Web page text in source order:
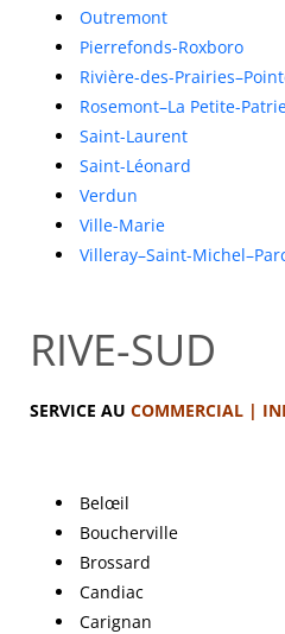
Outremont
Pierrefonds-Roxboro
Rivière-des-
Rosemont–La Petite-
Saint-Laurent
Saint-Léonard
Verdun
Ville-Marie
Villeray–Saint-
RIVE-SUD
SERVICE AU COMMERCIAL |
Belœil
Boucherville
Brossard
Candiac
Carignan